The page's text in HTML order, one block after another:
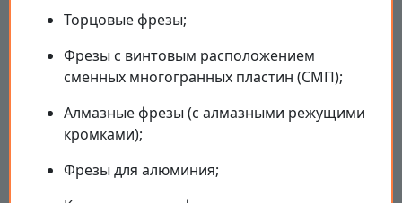
Торцовые фрезы;
Фрезы с винтовым расположением
сменных многогранных пластин (СМП);
Алмазные фрезы (с алмазными режущими
кромками);
Фрезы для алюминия;